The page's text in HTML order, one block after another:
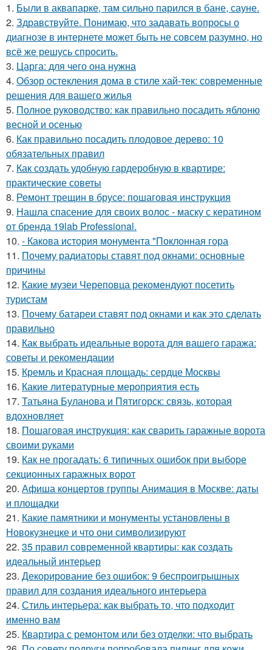
1. Были в аквапарке, там сильно парился в бане, сауне.
2. Здравствуйте. Понимаю, что задавать вопросы о
диагнозе в интернете может быть не совсем разумно, но
всё же решусь спросить.
3. Царга: для чего она нужна
4. Обзор остекления дома в стиле хай-тек: современные
решения для вашего жилья
5. Полное руководство: как правильно посадить яблоню
весной и осенью
6. Как правильно посадить плодовое дерево: 10
обязательных правил
7. Как создать удобную гардеробную в квартире:
практические советы
8. Ремонт трещин в брусе: пошаговая инструкция
9. Нашла спасение для своих волос - маску с кератином
от бренда 19lab Professional.
10. - Какова история монумента "Поклонная гора
11. Почему радиаторы ставят под окнами: основные
причины
12. Какие музеи Череповца рекомендуют посетить
туристам
13. Почему батареи ставят под окнами и как это сделать
правильно
14. Как выбрать идеальные ворота для вашего гаража:
советы и рекомендации
15. Кремль и Красная площадь: сердце Москвы
16. Какие литературные мероприятия есть
17. Татьяна Буланова и Пятигорск: связь, которая
вдохновляет
18. Пошаговая инструкция: как сварить гаражные ворота
своими руками
19. Как не прогадать: 6 типичных ошибок при выборе
секционных гаражных ворот
20. Афиша концертов группы Анимация в Москве: даты
и площадки
21. Какие памятники и монументы установлены в
Новокузнецке и что они символизируют
22. 35 правил современной квартиры: как создать
идеальный интерьер
23. Декорирование без ошибок: 9 беспроигрышных
правил для создания идеального интерьера
24. Стиль интерьера: как выбрать то, что подходит
именно вам
25. Квартира с ремонтом или без отделки: что выбрать